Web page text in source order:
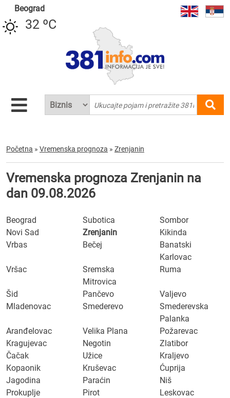
Beograd
32 ºC
Početna » Vremenska prognoza » Zrenjanin
Vremenska prognoza Zrenjanin na
dan 09.08.2026
Beograd Subotica
Sombor
Novi Sad
Zrenjanin
Kikinda
Vrbas
Bečej
Banatski
Karlovac
Vršac
Sremska
Mitrovica
Ruma
Šid Pančevo
Valjevo
Mladenovac
Smederevo
Smederevska
Palanka
Aranđelovac
Velika Plana
Požarevac
Kragujevac
Negotin
Zlatibor
Čačak
Užice
Kraljevo
Kopaonik
Kruševac
Ćuprija
Jagodina
Paraćin
Niš
Prokuplje
Pirot
Leskovac